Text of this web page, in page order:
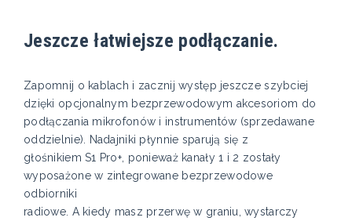
Jeszcze łatwiejsze podłączanie.
Zapomnij o kablach i zacznij występ jeszcze szybciej
dzięki opcjonalnym bezprzewodowym akcesoriom do
podłączania mikrofonów i instrumentów (sprzedawane
oddzielnie). Nadajniki płynnie sparują się z
głośnikiem S1 Pro+, ponieważ kanały 1 i 2 zostały
wyposażone w zintegrowane bezprzewodowe
odbiorniki
radiowe. A kiedy masz przerwę w graniu, wystarczy